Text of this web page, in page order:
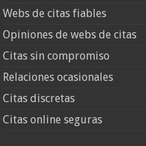
Webs de citas fiables
Opiniones de webs de citas
Citas sin compromiso
Relaciones ocasionales
Citas discretas
Citas online seguras